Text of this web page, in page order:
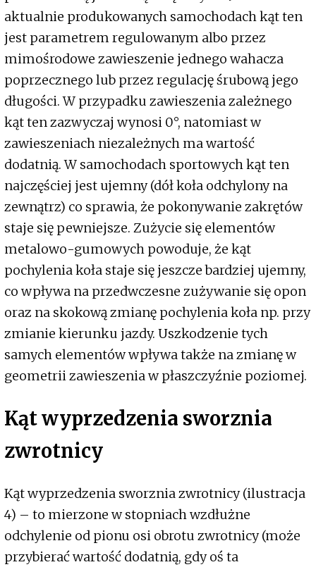
aktualnie produkowanych samochodach kąt ten
jest parametrem regulowanym albo przez
mimośrodowe zawieszenie jednego wahacza
poprzecznego lub przez regulację śrubową jego
długości. W przypadku zawieszenia zależnego
kąt ten zazwyczaj wynosi 0°, natomiast w
zawieszeniach niezależnych ma wartość
dodatnią. W samochodach sportowych kąt ten
najczęściej jest ujemny (dół koła odchylony na
zewnątrz) co sprawia, że pokonywanie zakrętów
staje się pewniejsze. Zużycie się elementów
metalowo-gumowych powoduje, że kąt
pochylenia koła staje się jeszcze bardziej ujemny,
co wpływa na przedwczesne zużywanie się opon
oraz na skokową zmianę pochylenia koła np. przy
zmianie kierunku jazdy. Uszkodzenie tych
samych elementów wpływa także na zmianę w
geometrii zawieszenia w płaszczyźnie poziomej.
Kąt wyprzedzenia sworznia
zwrotnicy
Kąt wyprzedzenia sworznia zwrotnicy (ilustracja
4) – to mierzone w stopniach wzdłużne
odchylenie od pionu osi obrotu zwrotnicy (może
przybierać wartość dodatnią, gdy oś ta